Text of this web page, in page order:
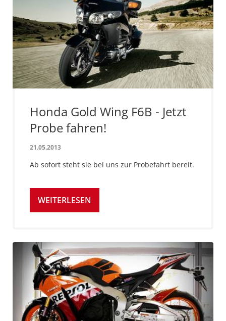
Honda Gold Wing F6B - Jetzt
Probe fahren!
21.05.2013
Ab sofort steht sie bei uns zur Probefahrt bereit.
WEITERLESEN